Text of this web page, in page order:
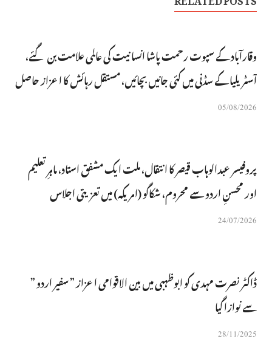
وقارآباد کے سپوت رحمت پاشا انسانیت کی عالمی علامت بن گئے،
آسٹریلیا کے سڈنی میں کئی جانیں بچائیں، مستقل رہائش کا اعزاز حاصل
05/08/2026
پروفیسر عبدالوہاب قیصر کا انتقال، ملت ایک مشفق استاد، ماہرِتعلیم
اور محسنِ اردو سے محروم، شکاگو (امریکہ) میں تعزیتی اجلاس
24/07/2026
ڈاکٹر نصرت مہدی کو ابوظہبی میں بین الاقوامی اعزاز ” سفیر اردو ”
سے نوازا گیا
28/11/2025